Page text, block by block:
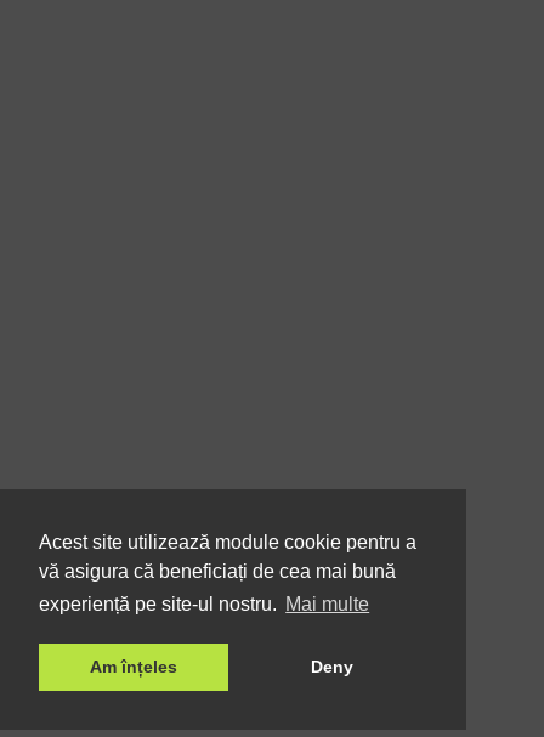
Acest site utilizează module cookie pentru a
vă asigura că beneficiați de cea mai bună
experiență pe site-ul nostru. Mai multe
Am înțeles Deny